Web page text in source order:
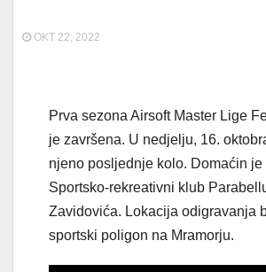
OKT 22, 2022
Prva sezona Airsoft Master Lige
je završena. U nedjelju, 16.
njeno posljednje kolo. Domaćin je
Sportsko-rekreativni klub
Zavidovića. Lokacija odigravanja
sportski poligon na Mramorju.